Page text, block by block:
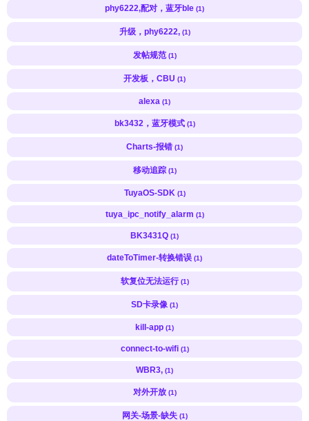
phy6222,配对，蓝牙ble (1)
升级，phy6222, (1)
发帖规范 (1)
开发板，CBU (1)
alexa (1)
bk3432，蓝牙模式 (1)
Charts-报错 (1)
移动追踪 (1)
TuyaOS-SDK (1)
tuya_ipc_notify_alarm (1)
BK3431Q (1)
dateToTimer-转换错误 (1)
软复位无法运行 (1)
SD卡录像 (1)
kill-app (1)
connect-to-wifi (1)
WBR3, (1)
对外开放 (1)
网关-场景-缺失 (1)